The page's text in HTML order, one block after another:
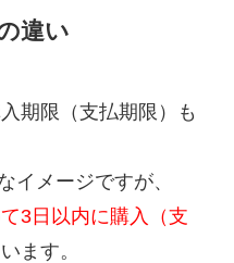
違い
期限（支払期限）も
イメージですが、
3日以内に購入（支
ます。